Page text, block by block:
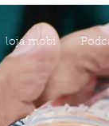
loja mobi